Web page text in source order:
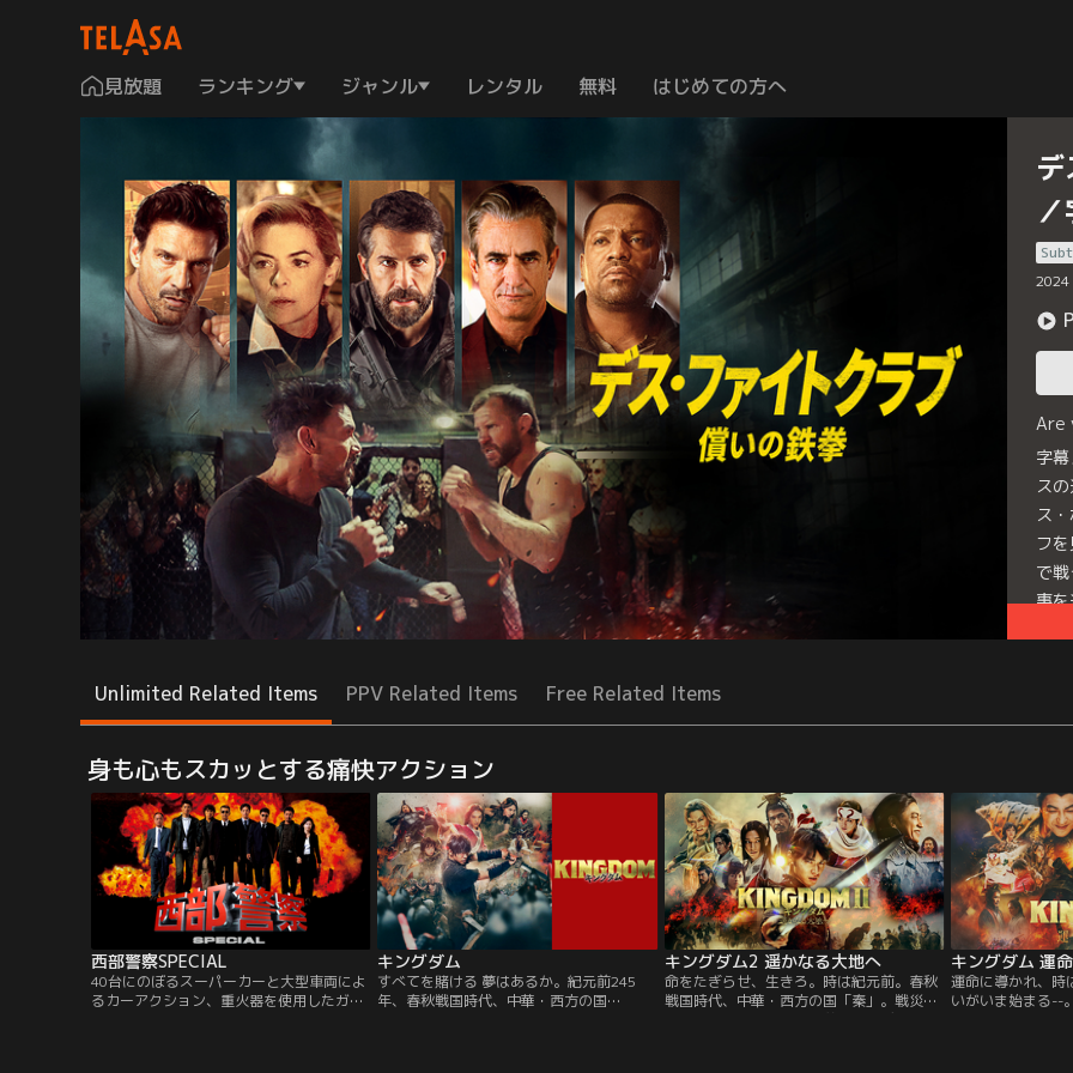
見放題 ランキング ジャンル レンタル 無料 はじめての方へ
2024
Are
字
ス
ス
フ
で
事
Unlimited Related Items PPV Related Items Free Related Items
身も心もスカッとする痛快アクション
西部警察SPECIAL
40台にのぼるスーパーカーと大型車両によ
るカーアクション、重火器を使用したガン
キングダム
すべてを賭ける 夢はあるか。紀元前245
年、春秋戦国時代、中華・西方の国
キングダム2 遥かなる大地へ
命をたぎらせ、生きろ。時は紀元前。春秋
戦国時代、中華・西方の国「秦」。戦災孤
児として育った信は、王弟のクーデターに
キングダム 運
運命に導かれ、時
いがいま始まる--